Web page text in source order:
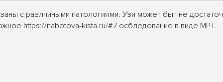
с разлчиными патологиями. Узи может быт не
https://nabotova-kista.ru/#7 осбледование в виде МРТ.